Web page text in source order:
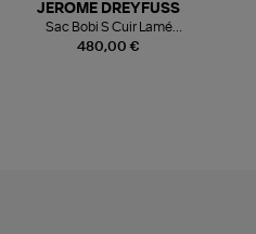
480,00 €
JEROME DREYFUSS
Sac Bobi S Cuir Lamé
Champagne